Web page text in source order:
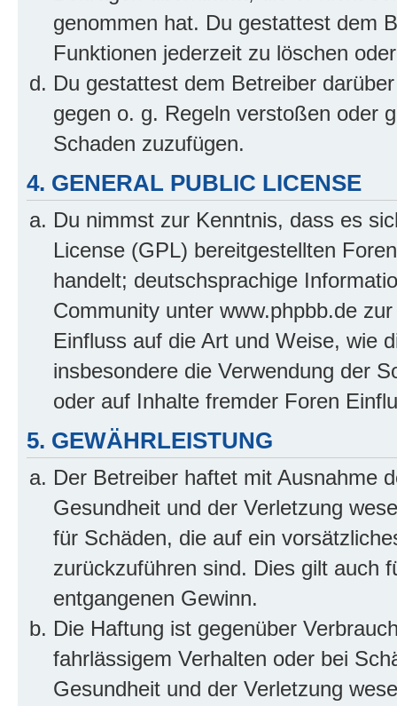
genommen hat. Du gestattest dem
Funktionen jederzeit zu löschen
Du gestattest dem Betreiber
gegen o. g. Regeln verstoßen oder
Schaden zuzufügen.
4. GENERAL PUBLIC LICENSE
Du nimmst zur Kenntnis, dass es
License (GPL) bereitgestellten
handelt; deutschsprachige
Community unter www.phpbb.de
Einfluss auf die Art und Weise, wie
insbesondere die Verwendung der
oder auf Inhalte fremder Foren
5. GEWÄHRLEISTUNG
Der Betreiber haftet mit Ausnahme
Gesundheit und der Verletzung
für Schäden, die auf ein
zurückzuführen sind. Dies gilt auch
entgangenen Gewinn.
Die Haftung ist gegenüber
fahrlässigem Verhalten oder bei
Gesundheit und der Verletzung